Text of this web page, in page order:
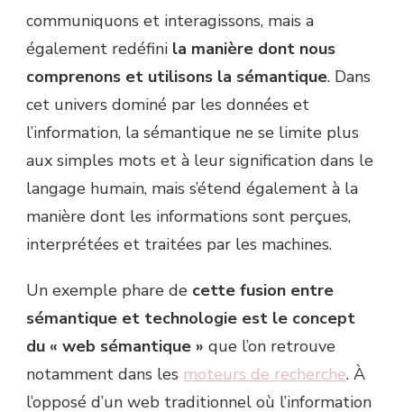
communiquons et interagissons, mais a
également redéfini la manière dont nous
comprenons et utilisons la sémantique. Dans
cet univers dominé par les données et
l’information, la sémantique ne se limite plus
aux simples mots et à leur signification dans le
langage humain, mais s’étend également à la
manière dont les informations sont perçues,
interprétées et traitées par les machines.
Un exemple phare de cette fusion entre
sémantique et technologie est le concept
du « web sémantique » que l’on retrouve
notamment dans les moteurs de recherche. À
l’opposé d’un web traditionnel où l’information